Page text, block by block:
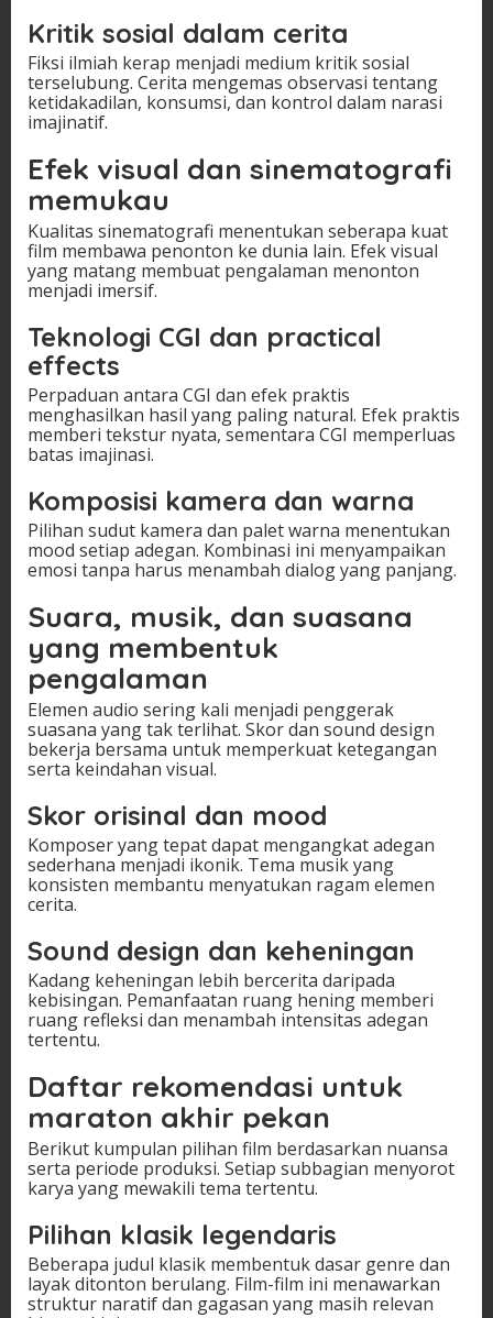
Kritik sosial dalam cerita
Fiksi ilmiah kerap menjadi medium kritik sosial
terselubung. Cerita mengemas observasi tentang
ketidakadilan, konsumsi, dan kontrol dalam narasi
imajinatif.
Efek visual dan sinematografi
memukau
Kualitas sinematografi menentukan seberapa kuat
film membawa penonton ke dunia lain. Efek visual
yang matang membuat pengalaman menonton
menjadi imersif.
Teknologi CGI dan practical
effects
Perpaduan antara CGI dan efek praktis
menghasilkan hasil yang paling natural. Efek praktis
memberi tekstur nyata, sementara CGI memperluas
batas imajinasi.
Komposisi kamera dan warna
Pilihan sudut kamera dan palet warna menentukan
mood setiap adegan. Kombinasi ini menyampaikan
emosi tanpa harus menambah dialog yang panjang.
Suara, musik, dan suasana
yang membentuk
pengalaman
Elemen audio sering kali menjadi penggerak
suasana yang tak terlihat. Skor dan sound design
bekerja bersama untuk memperkuat ketegangan
serta keindahan visual.
Skor orisinal dan mood
Komposer yang tepat dapat mengangkat adegan
sederhana menjadi ikonik. Tema musik yang
konsisten membantu menyatukan ragam elemen
cerita.
Sound design dan keheningan
Kadang keheningan lebih bercerita daripada
kebisingan. Pemanfaatan ruang hening memberi
ruang refleksi dan menambah intensitas adegan
tertentu.
Daftar rekomendasi untuk
maraton akhir pekan
Berikut kumpulan pilihan film berdasarkan nuansa
serta periode produksi. Setiap subbagian menyorot
karya yang mewakili tema tertentu.
Pilihan klasik legendaris
Beberapa judul klasik membentuk dasar genre dan
layak ditonton berulang. Film-film ini menawarkan
struktur naratif dan gagasan yang masih relevan